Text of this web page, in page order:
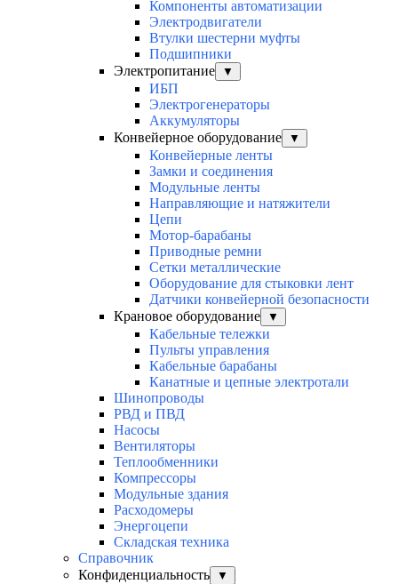
Компоненты автоматизации
Электродвигатели
Втулки шестерни муфты
Подшипники
Электропитание
▼
ИБП
Электрогенераторы
Аккумуляторы
Конвейерное оборудование
▼
Конвейерные ленты
Замки и соединения
Модульные ленты
Направляющие и натяжители
Цепи
Мотор-барабаны
Приводные ремни
Сетки металлические
Оборудование для стыковки лент
Датчики конвейерной безопасности
Крановое оборудование
▼
Кабельные тележки
Пульты управления
Кабельные барабаны
Канатные и цепные электротали
Шинопроводы
РВД и ПВД
Насосы
Вентиляторы
Теплообменники
Компрессоры
Модульные здания
Расходомеры
Энергоцепи
Складская техника
Справочник
Конфиденциальность
▼